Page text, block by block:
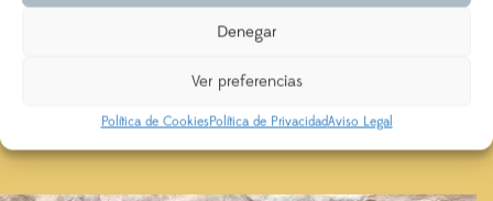
Denegar
Ver preferencias
Política de CookiesPolítica de PrivacidadAviso Legal
24 de agosto.
Se priorizarán aquellos realizados con ENVÍO